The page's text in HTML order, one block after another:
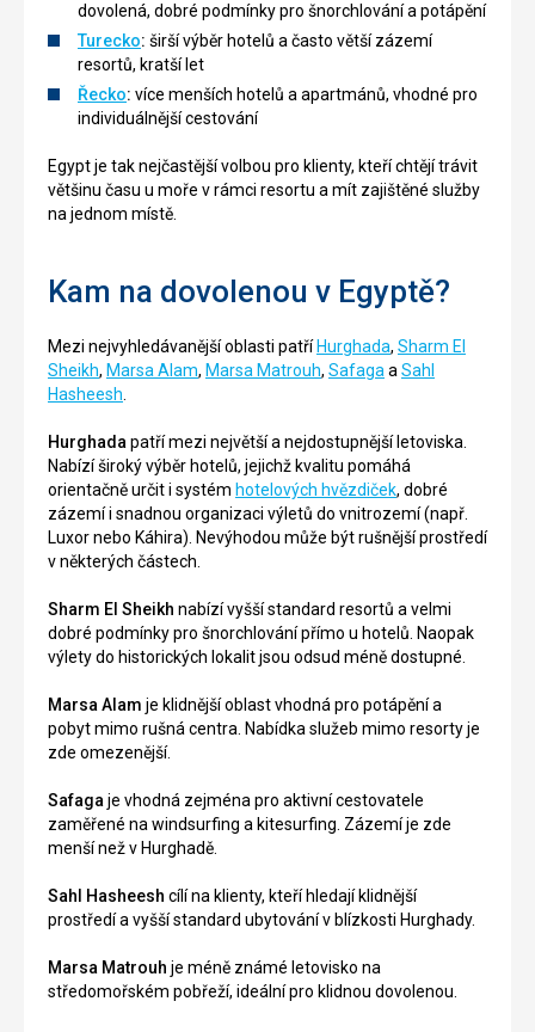
dovolená, dobré podmínky pro šnorchlování a potápění
Turecko: širší výběr hotelů a často větší zázemí
resortů, kratší let
Řecko: více menších hotelů a apartmánů, vhodné pro
individuálnější cestování
Egypt je tak nejčastější volbou pro klienty, kteří chtějí trávit
většinu času u moře v rámci resortu a mít zajištěné služby
na jednom místě.
Kam na dovolenou v Egyptě?
Mezi nejvyhledávanější oblasti patří Hurghada, Sharm El
Sheikh, Marsa Alam, Marsa Matrouh, Safaga a Sahl
Hasheesh
Hurghada patří mezi největší a nejdostupnější letoviska.
Nabízí široký výběr hotelů, jejichž kvalitu pomáhá
orientačně určit i systém hotelových hvězdiček, dobré
zázemí i snadnou organizaci výletů do vnitrozemí (např.
Luxor nebo Káhira). Nevýhodou může být rušnější prostředí
v některých částech.
Sharm El Sheikh nabízí vyšší standard resortů a velmi
dobré podmínky pro šnorchlování přímo u hotelů. Naopak
výlety do historických lokalit jsou odsud méně dostupné.
Marsa Alam je klidnější oblast vhodná pro potápění a
pobyt mimo rušná centra. Nabídka služeb mimo resorty je
zde omezenější.
Safaga je vhodná zejména pro aktivní cestovatele
zaměřené na windsurfing a kitesurfing. Zázemí je zde
menší než v Hurghadě.
Sahl Hasheesh cílí na klienty, kteří hledají klidnější
prostředí a vyšší standard ubytování v blízkosti Hurghady.
Marsa Matrouh je méně známé letovisko na
středomořském pobřeží, ideální pro klidnou dovolenou.